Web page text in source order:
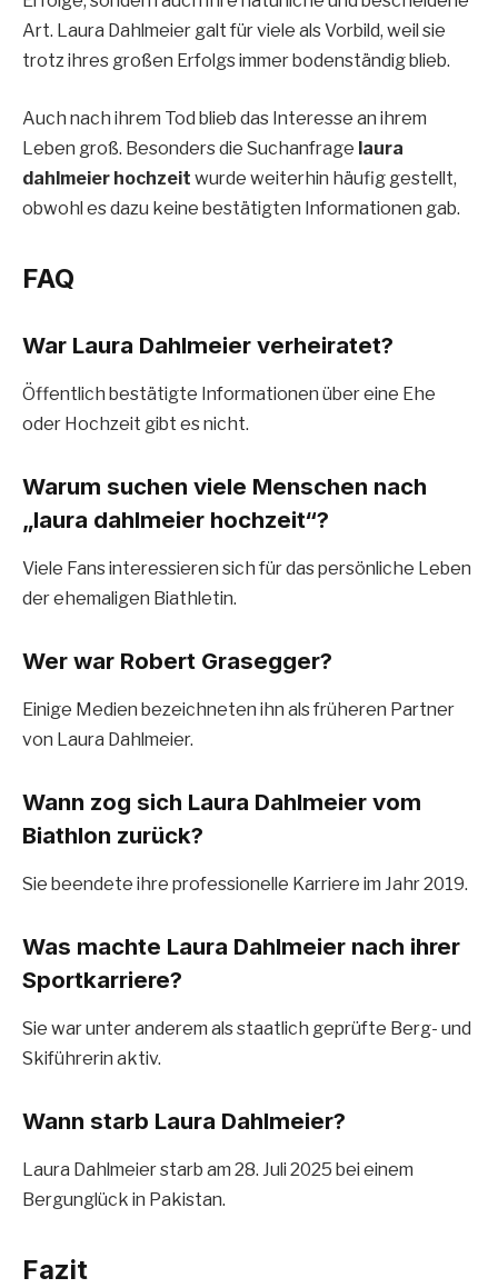
Art. Laura Dahlmeier galt für viele als Vorbild, weil sie
trotz ihres großen Erfolgs immer bodenständig blieb.
Auch nach ihrem Tod blieb das Interesse an ihrem
Leben groß. Besonders die Suchanfrage laura
dahlmeier hochzeit wurde weiterhin häufig gestellt,
obwohl es dazu keine bestätigten Informationen gab.
FAQ
War Laura Dahlmeier verheiratet?
Öffentlich bestätigte Informationen über eine Ehe
oder Hochzeit gibt es nicht.
Warum suchen viele Menschen nach
„laura dahlmeier hochzeit“?
Viele Fans interessieren sich für das persönliche Leben
der ehemaligen Biathletin.
Wer war Robert Grasegger?
Einige Medien bezeichneten ihn als früheren Partner
von Laura Dahlmeier.
Wann zog sich Laura Dahlmeier vom
Biathlon zurück?
Sie beendete ihre professionelle Karriere im Jahr 2019.
Was machte Laura Dahlmeier nach ihrer
Sportkarriere?
Sie war unter anderem als staatlich geprüfte Berg- und
Skiführerin aktiv.
Wann starb Laura Dahlmeier?
Laura Dahlmeier starb am 28. Juli 2025 bei einem
Bergunglück in Pakistan.
Fazit